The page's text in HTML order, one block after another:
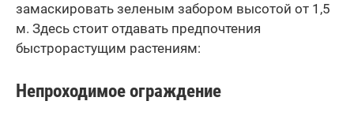
замаскировать зеленым забором высотой от 1,5
м. Здесь стоит отдавать предпочтения
быстрорастущим растениям:
Непроходимое ограждение